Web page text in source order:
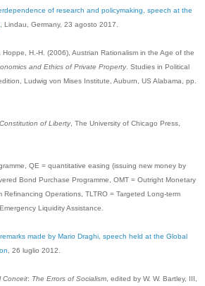
of research and policymaking, speech at the
, Lindau, Germany, 23 agosto 2017.
H.-H. (2006), Austrian Rationalism in the Age of the
and Ethics of Private Property. Studies in Political
Ludwig von Mises Institute, Auburn, US Alabama, pp.
of Liberty, The University of Chicago Press,
QE = quantitative easing (issuing new money by
Bond Purchase Programme, OMT = Outright Monetary
Refinancing Operations, TLTRO = Targeted Long-term
Liquidity Assistance.
made by Mario Draghi, speech held at the Global
, 26 luglio 2012.
Conceit: The Errors of Socialism , edited by W. W. Bartley, III,